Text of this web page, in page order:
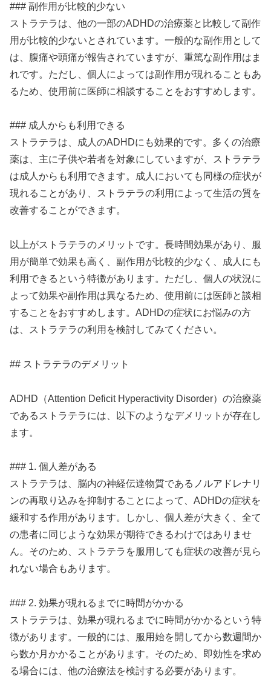
### 副作用が比較的少ない
ストラテラは、他の一部のADHDの治療薬と比較して副作
用が比較的少ないとされています。一般的な副作用として
は、腹痛や頭痛が報告されていますが、重篤な副作用はま
れです。ただし、個人によっては副作用が現れることもあ
るため、使用前に医師に相談することをおすすめします。
### 成人からも利用できる
ストラテラは、成人のADHDにも効果的です。多くの治療
薬は、主に子供や若者を対象にしていますが、ストラテラ
は成人からも利用できます。成人においても同様の症状が
現れることがあり、ストラテラの利用によって生活の質を
改善することができます。
以上がストラテラのメリットです。長時間効果があり、服
用が簡単で効果も高く、副作用が比較的少なく、成人にも
利用できるという特徴があります。ただし、個人の状況に
よって効果や副作用は異なるため、使用前には医師と談相
することをおすすめします。ADHDの症状にお悩みの方
は、ストラテラの利用を検討してみてください。
## ストラテラのデメリット
ADHD（Attention Deficit Hyperactivity Disorder）の治療薬
であるストラテラには、以下のようなデメリットが存在し
ます。
### 1. 個人差がある
ストラテラは、脳内の神経伝達物質であるノルアドレナリ
ンの再取り込みを抑制することによって、ADHDの症状を
緩和する作用があります。しかし、個人差が大きく、全て
の患者に同じような効果が期待できるわけではありませ
ん。そのため、ストラテラを服用しても症状の改善が見ら
れない場合もあります。
### 2. 効果が現れるまでに時間がかかる
ストラテラは、効果が現れるまでに時間がかかるという特
徴があります。一般的には、服用始を開してから数週間か
ら数か月かかることがあります。そのため、即効性を求め
る場合には、他の治療法を検討する必要があります。